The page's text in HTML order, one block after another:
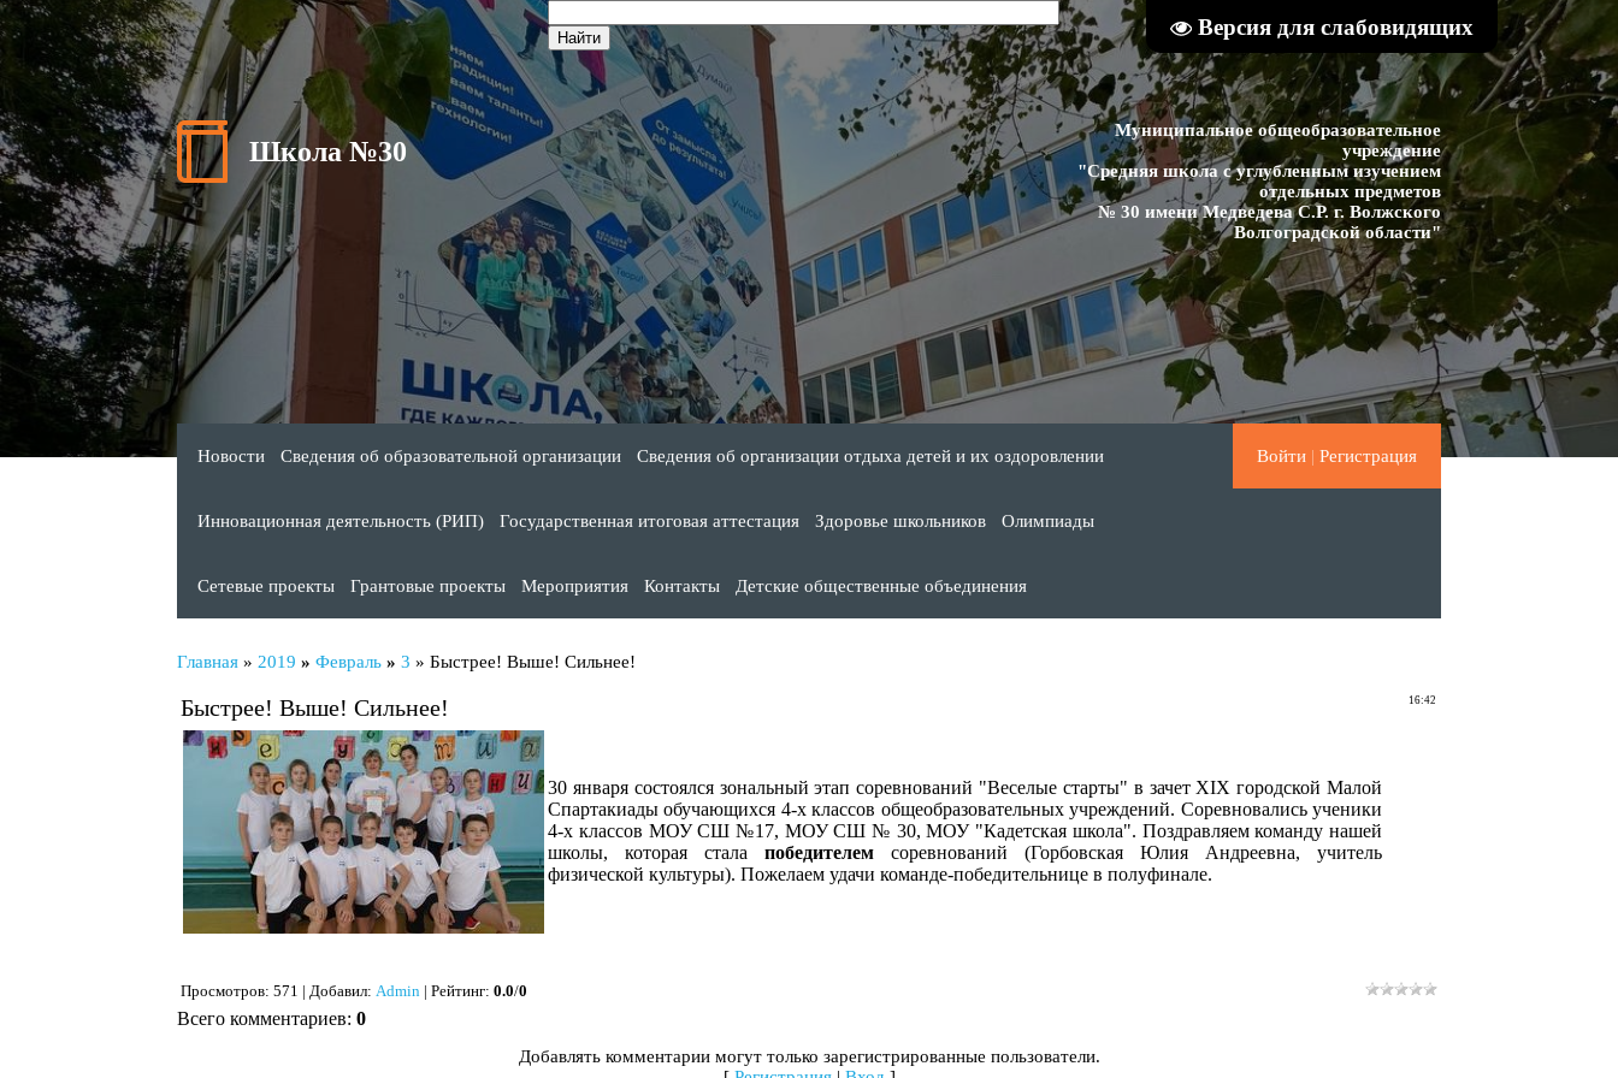
Версия для слабовидящих
Школа №30
Муниципальное общеобразовательное
учреждение
"Средняя школа с углубленным изучением
отдельных предметов
№ 30 имени Медведева С.Р. г. Волжского
Волгоградской области"
Войти | Регистрация
Новости Сведения об образовательной организации Сведения об организации отдыха детей и их оздоровлении
Инновационная деятельность (РИП) Государственная итоговая аттестация Здоровье школьников Олимпиады
Сетевые проекты Грантовые проекты Мероприятия Контакты Детские общественные объединения
Главная » 2019 » Февраль » 3 » Быстрее! Выше! Сильнее!
16:42
Быстрее! Выше! Сильнее!
30 января состоялся зональный этап соревнований "Веселые старты" в зачет XIX городской Малой
Спартакиады обучающихся 4-х классов общеобразовательных учреждений. Соревновались ученики
4-х классов МОУ СШ №17, МОУ СШ № 30, МОУ "Кадетская школа". Поздравляем команду нашей
школы, которая стала победителем соревнований (Горбовская Юлия Андреевна, учитель
физической культуры). Пожелаем удачи команде-победительнице в полуфинале.
Просмотров: 571 | Добавил: Admin | Рейтинг: 0.0/0
Всего комментариев: 0
Добавлять комментарии могут только зарегистрированные пользователи.